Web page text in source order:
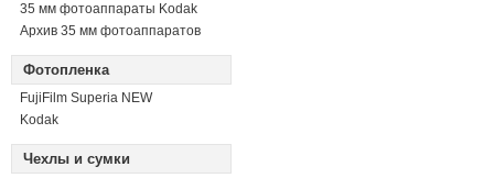
35 мм фотоаппараты Kodak
Архив 35 мм фотоаппаратов
Фотопленка
FujiFilm Superia NEW
Kodak
Чехлы и сумки